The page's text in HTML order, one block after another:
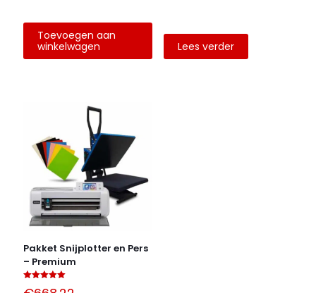
Toevoegen aan
winkelwagen
Lees verder
Pakket Snijplotter en Pers
– Premium